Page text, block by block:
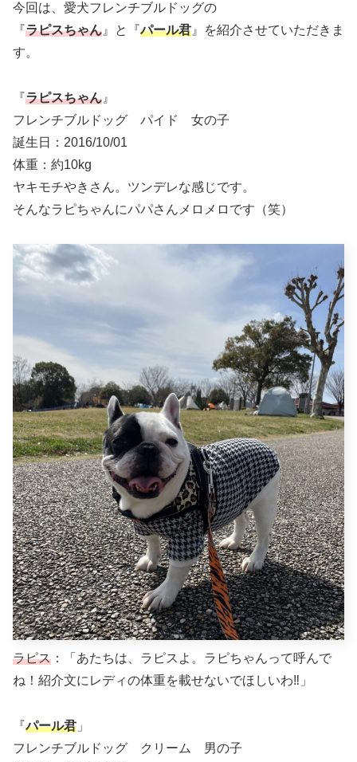
今回は、愛犬フレンチブルドッグの
『ラピスちゃん』と『パール君』を紹介させていただきま
す。
『ラピスちゃん 』
フレンチブルドッグ パイド 女の子
誕生日：2016/10/01
体重：約10kg
ヤキモチやきさん。ツンデレな感じです。
そんなラピちゃんにパパさんメロメロです（笑）
ラピス ：「あたちは、ラピスよ。ラピちゃんって呼んで
ね！紹介文にレディの体重を載せないでほしいわ‼︎」
『パール君 」
フレンチブルドッグ クリーム 男の子